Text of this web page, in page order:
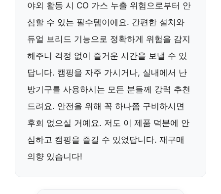
야외 활동 시 CO 가스 누출 위험으로부터 안
심할 수 있는 필수템이에요. 간편한 설치와
듀얼 브리드 기능으로 정확하게 위험을 감지
해주니 걱정 없이 즐거운 시간을 보낼 수 있
답니다. 캠핑을 자주 가시거나, 실내에서 난
방기구를 사용하시는 모든 분들께 강력 추천
드려요. 안전을 위해 꼭 하나쯤 구비하시면
후회 없으실 거예요. 저도 이 제품 덕분에 안
심하고 캠핑을 즐길 수 있었답니다. 재구매
의향 있습니다!